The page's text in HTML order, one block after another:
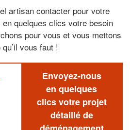
artisan contacter pour votre
quelques clics votre besoin
pour vous et vous mettons
vous faut !
Envoyez-nous
en quelques
clics votre projet
détaillé de